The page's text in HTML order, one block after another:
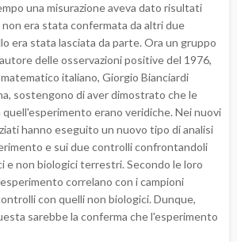
una misurazione aveva dato risultati
era stata confermata da altri due
era stata lasciata da parte. Ora un gruppo
delle osservazioni positive del 1976,
italiano, Giorgio Bianciardi
sostengono di aver dimostrato che le
erano veridiche. Nei nuovi
hanno eseguito un nuovo tipo di analisi
e sui due controlli confrontandoli
e non biologici terrestri. Secondo le loro
correlano con i campioni
con quelli non biologici. Dunque,
sarebbe la conferma che l'esperimento